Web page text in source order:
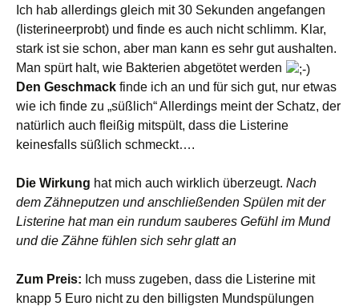
Ich hab allerdings gleich mit 30 Sekunden angefangen
(listerineerprobt) und finde es auch nicht schlimm. Klar,
stark ist sie schon, aber man kann es sehr gut aushalten.
Man spürt halt, wie Bakterien abgetötet werden
Den Geschmack finde ich an und für sich gut, nur etwas
wie ich finde zu „süßlich“ Allerdings meint der Schatz, der
natürlich auch fleißig mitspült, dass die Listerine
keinesfalls süßlich schmeckt….
Die Wirkung hat mich auch wirklich überzeugt. Nach
dem Zähneputzen und anschließenden Spülen mit der
Listerine hat man ein rundum sauberes Gefühl im Mund
und die Zähne fühlen sich sehr glatt an
Zum Preis: Ich muss zugeben, dass die Listerine mit
knapp 5 Euro nicht zu den billigsten Mundspülungen